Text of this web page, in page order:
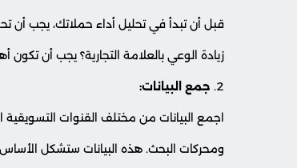
قبل أن تبدأ في تحليل أداء حملاتك، يجب
زيادة الوعي بالعلامة التجارية؟ يجب أن تكون
جمع البيانات:
اجمع البيانات من مختلف القنوات التسويقية
ومحركات البحث. هذه البيانات ستشكل الأساس